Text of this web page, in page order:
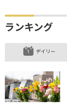
ランキング
デイリー